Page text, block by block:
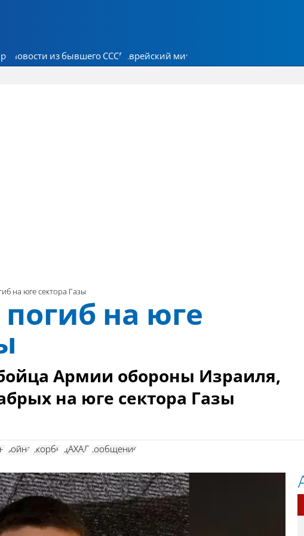
Новости из бывшего СССР Еврейский мир
на юге сектора Газы
на юге
Армии обороны Израиля,
на юге сектора Газы
война скорбь ЦАХАЛ сообщение